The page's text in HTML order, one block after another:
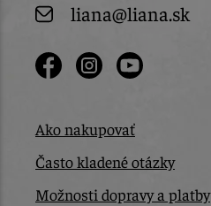
liana@liana.sk
Ako nakupovať
Často kladené otázky
Možnosti dopravy a platby